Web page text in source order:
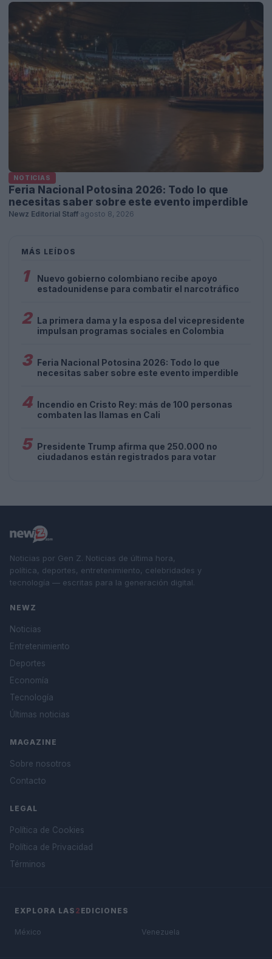
NOTICIAS
Feria Nacional Potosina 2026: Todo lo que
necesitas saber sobre este evento imperdible
Newz Editorial Staff agosto 8, 2026
MÁS LEÍDOS
1
Nuevo gobierno colombiano recibe apoyo
estadounidense para combatir el narcotráfico
2 La primera dama y la esposa del vicepresidente
impulsan programas sociales en Colombia
3 Feria Nacional Potosina 2026: Todo lo que
necesitas saber sobre este evento imperdible
4 Incendio en Cristo Rey: más de 100 personas
combaten las llamas en Cali
5 Presidente Trump afirma que 250.000 no
ciudadanos están registrados para votar
Noticias por Gen Z. Noticias de última hora,
política, deportes, entretenimiento, celebridades y
tecnología — escritas para la generación digital.
NEWZ
Noticias
Entretenimiento
Deportes
Economía
Tecnología
Últimas noticias
MAGAZINE
Sobre nosotros
Contacto
LEGAL
Política de Cookies
Política de Privacidad
Términos
EXPLORA LAS 2 EDICIONES
México Venezuela